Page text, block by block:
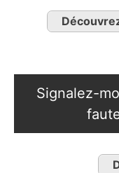
Signalez-